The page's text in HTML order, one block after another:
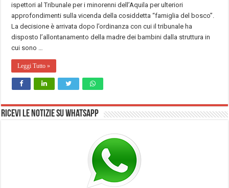
ispettori al Tribunale per i minorenni dell’Aquila per ulteriori
approfondimenti sulla vicenda della cosiddetta “famiglia del bosco”.
La decisione è arrivata dopo l’ordinanza con cui il tribunale ha
disposto l’allontanamento della madre dei bambini dalla struttura in
cui sono …
Leggi Tutto »
Ricevi le notizie su Whatsapp